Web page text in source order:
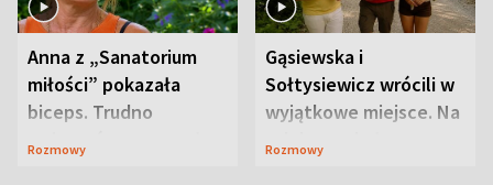
Anna z „Sanatorium
miłości” pokazała
biceps. Trudno
uwierzyć, co przeszła
Rozmowy
Gąsiewska i
Sołtysiewicz wrócili w
wyjątkowe miejsce. Na
szlaku czekał
Rozmowy